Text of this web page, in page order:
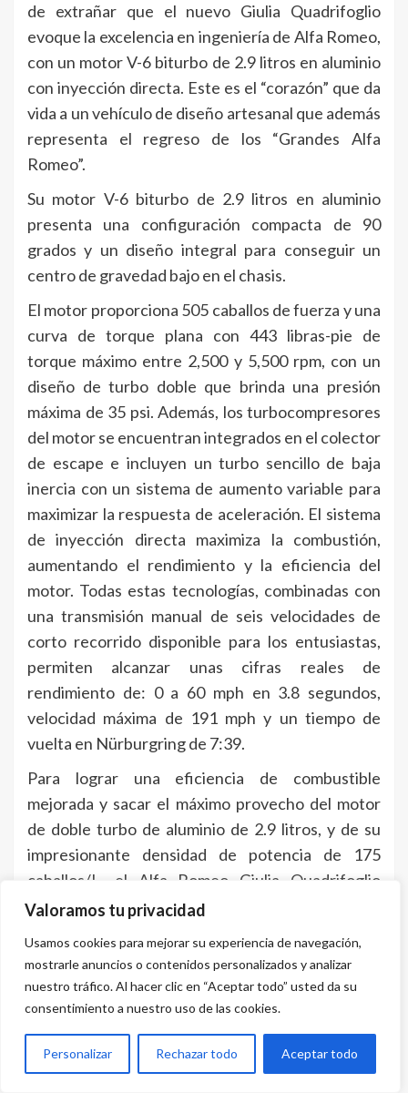
Valoramos tu privacidad
Usamos cookies para mejorar su experiencia de navegación,
mostrarle anuncios o contenidos personalizados y analizar
nuestro tráfico. Al hacer clic en “Aceptar todo” usted da su
consentimiento a nuestro uso de las cookies.
Personalizar Rechazar todo Aceptar todo
de extrañar que el nuevo Giulia Quadrifoglio
evoque la excelencia en ingeniería de Alfa Romeo,
con un motor V-6 biturbo de 2.9 litros en aluminio
con inyección directa. Este es el “corazón” que da
vida a un vehículo de diseño artesanal que además
representa el regreso de los “Grandes Alfa
Romeo”.
Su motor V-6 biturbo de 2.9 litros en aluminio
presenta una configuración compacta de 90
grados y un diseño integral para conseguir un
centro de gravedad bajo en el chasis.
El motor proporciona 505 caballos de fuerza y una
curva de torque plana con 443 libras-pie de
torque máximo entre 2,500 y 5,500 rpm, con un
diseño de turbo doble que brinda una presión
máxima de 35 psi. Además, los turbocompresores
del motor se encuentran integrados en el colector
de escape e incluyen un turbo sencillo de baja
inercia con un sistema de aumento variable para
maximizar la respuesta de aceleración. El sistema
de inyección directa maximiza la combustión,
aumentando el rendimiento y la eficiencia del
motor. Todas estas tecnologías, combinadas con
una transmisión manual de seis velocidades de
corto recorrido disponible para los entusiastas,
permiten alcanzar unas cifras reales de
rendimiento de: 0 a 60 mph en 3.8 segundos,
velocidad máxima de 191 mph y un tiempo de
vuelta en Nürburgring de 7:39.
Para lograr una eficiencia de combustible
mejorada y sacar el máximo provecho del motor
de doble turbo de aluminio de 2.9 litros, y de su
impresionante densidad de potencia de 175
caballos/L, el Alfa Romeo Giulia Quadrifoglio
incluye un sistema de Manejo Eficiente de
desactiva tres de los cilindros, haciendo al motor
funcionar con tres de sus seis cilindros. Además,
su sistema innovador de arranque/parada (ESS,
por sus siglas en inglés) detiene el flujo de
combustible y apaga el motor mientras el Alfa